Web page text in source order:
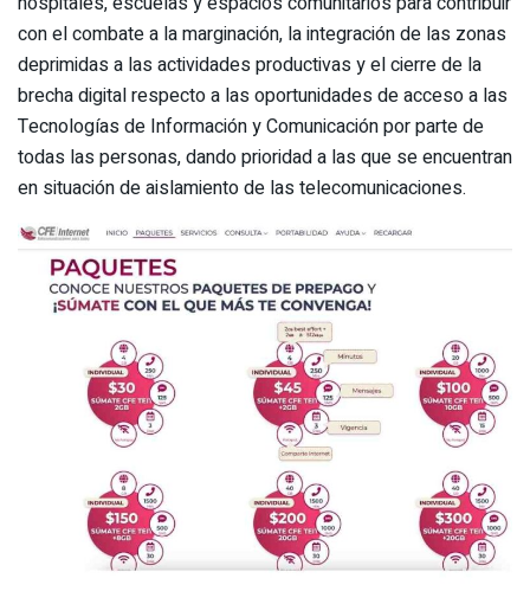
con el combate a la marginación, la integración de las zonas
deprimidas a las actividades productivas y el cierre de la
brecha digital respecto a las oportunidades de acceso a las
Tecnologías de Información y Comunicación por parte de
todas las personas, dando prioridad a las que se encuentran
en situación de aislamiento de las telecomunicaciones.